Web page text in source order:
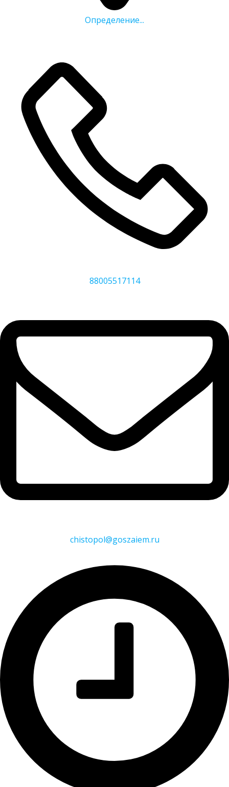
Определение...
88005517114
chistopol@goszaiem.ru